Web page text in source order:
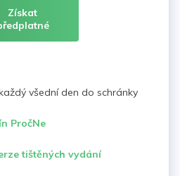
Získat
všední den do schránky
PročNe
tištěných vydání